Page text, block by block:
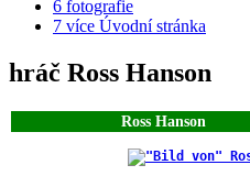
6 fotografie
7 více Úvodní stránka
hráč Ross Hanson
Ross Hanson